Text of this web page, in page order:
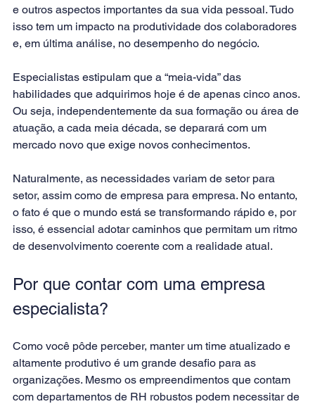
e outros aspectos importantes da sua vida pessoal. Tudo
isso tem um impacto na produtividade dos colaboradores
e, em última análise, no desempenho do negócio.
Especialistas estipulam que a “meia-vida” das
habilidades que adquirimos hoje é de apenas cinco anos.
Ou seja, independentemente da sua formação ou área de
atuação, a cada meia década, se deparará com um
mercado novo que exige novos conhecimentos.
Naturalmente, as necessidades variam de setor para
setor, assim como de empresa para empresa. No entanto,
o fato é que o mundo está se transformando rápido e, por
isso, é essencial adotar caminhos que permitam um ritmo
de desenvolvimento coerente com a realidade atual.
Por que contar com uma empresa
especialista?
Como você pôde perceber, manter um time atualizado e
altamente produtivo é um grande desafio para as
organizações. Mesmo os empreendimentos que contam
com departamentos de RH robustos podem necessitar de